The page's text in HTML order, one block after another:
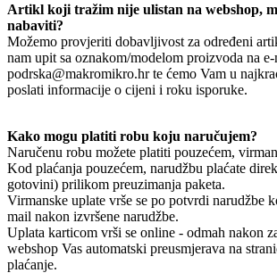
Artikl koji tražim nije ulistan na webshop,
nabaviti?
Možemo provjeriti dobavljivost za određeni
nam upit sa oznakom/modelom proizvoda na
podrska@makromikro.hr te ćemo Vam u
poslati informacije o cijeni i roku isporuke.
Kako mogu platiti robu koju naručujem?
Naručenu robu možete platiti pouzećem,
Kod plaćanja pouzećem, narudžbu plaćate
gotovini) prilikom preuzimanja paketa.
Virmanske uplate vrše se po potvrdi narudžbe
mail nakon izvršene narudžbe.
Uplata karticom vrši se online - odmah nakon
webshop Vas automatski preusmjerava na
plaćanje.